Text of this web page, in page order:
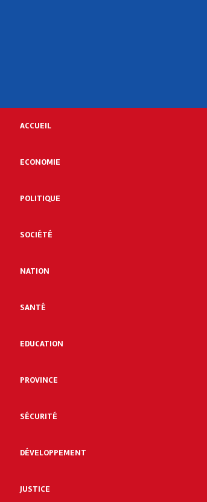
ACCUEIL
ECONOMIE
POLITIQUE
SOCIÉTÉ
NATION
SANTÉ
EDUCATION
PROVINCE
SÉCURITÉ
DÉVELOPPEMENT
JUSTICE